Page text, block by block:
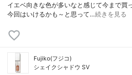
イエベ向きな色が多いなと感じて今まで買
今回はいけるかも～と思って…続きを見る
Fujiko(フジコ)
シェイクシャドウ SV